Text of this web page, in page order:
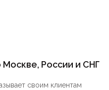
России и СНГ
своим клиентам